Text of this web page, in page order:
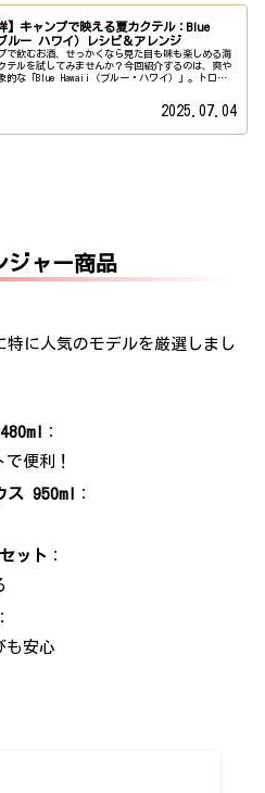
】キャンプで映える夏カクテル：Blue
ルー ハワイ）レシピ＆アレンジ
で飲むお酒、せっかくなら見た目も味も楽しめる海
テルを試してみませんか？今回紹介するのは、爽や
的な「Blue Hawaii（ブルー・ハワイ）」。トロピ
2025.07.04
ジャー商品
に人気のモデルを厳選しまし
：
便利！
950ml
：
ット ：
：
も安心